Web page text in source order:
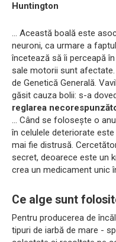
Huntington
... Această boală este
neuroni, ca urmare a
încetează să îi perceapă
sale motorii sunt
de Genetică Generală.
găsit cauza bolii: s-a
reglarea
... Când se folosește o
în celulele deteriorate
mai fie distrusă.
secret, deoarece este un
crea un medicament unic
Ce alge sunt
Pentru producerea de
tipuri de iarbă de mare -